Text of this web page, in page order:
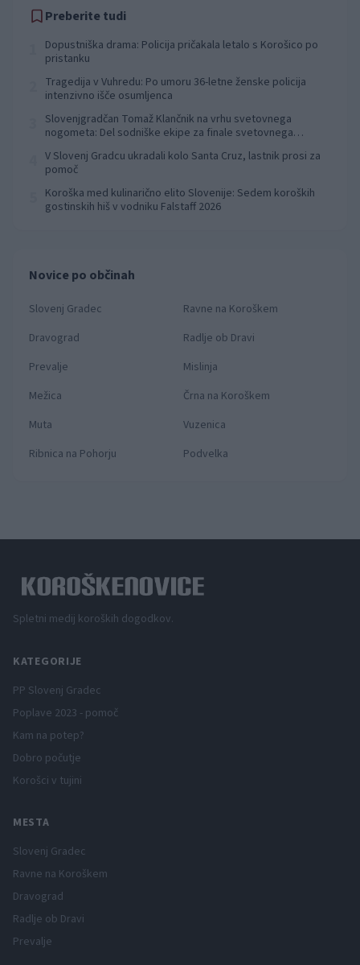
Preberite tudi
Dopustniška drama: Policija pričakala letalo s Korošico po
pristanku
Tragedija v Vuhredu: Po umoru 36-letne ženske policija
intenzivno išče osumljenca
Slovenjgradčan Tomaž Klančnik na vrhu svetovnega
nogometa: Del sodniške ekipe za finale svetovnega
V Slovenj Gradcu ukradali kolo Santa Cruz, lastnik prosi za
pomoč
Koroška med kulinarično elito Slovenije: Sedem koroških
gostinskih hiš v vodniku Falstaff 2026
Novice po občinah
Slovenj Gradec
Ravne na Koroškem
Dravograd
Radlje ob Dravi
Prevalje
Mislinja
Mežica
Črna na Koroškem
Muta
Vuzenica
Ribnica na Pohorju
Podvelka
Spletni medij koroških dogodkov.
KATEGORIJE
PP Slovenj Gradec
Poplave 2023 - pomoč
Kam na potep?
Dobro počutje
Korošci v tujini
MESTA
Slovenj Gradec
Ravne na Koroškem
Dravograd
Radlje ob Dravi
Prevalje